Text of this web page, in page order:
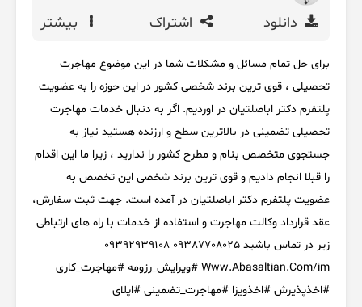
دانلود اشتراک بیشتر
برای حل تمام مسائل و مشکلات شما در این موضوع مهاجرت
تحصیلی ، قوی ترین برند شخصی کشور در این حوزه را به عضویت
پلتفرم دکتر اباصلتیان در اوردیم. اگر به دنبال خدمات مهاجرت
تحصیلی تضمینی در بالاترین سطح و ارزنده هستید نیاز به
جستجوی متخصص بنام و مطرح کشور را ندارید ، زیرا ما این اقدام
را قبلا انجام دادیم و قوی ترین برند شخصی این تخصص به
عضویت پلتفرم دکتر اباصلتیان در آمده است. جهت ثبت سفارش،
عقد قرارداد وکالت مهاجرت و استفاده از خدمات با راه های ارتباطی
زیر در تماس باشید 09387708025 09392939108
Www.Abasaltian.Com/im #ویرایش_رزومه #مهاجرت_کاری
#اخذپذیرش #اخذویزا #مهاجرت_تضمینی #اپلای